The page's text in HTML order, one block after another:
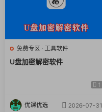
务必在合法、合规且符
护未成年人或调查自己
技术原理：它通过扫描
次覆写或进行过专业级
分了解相关法律法规，
免费专区 · 工具软件
U盘加密解密软件
1
优课优选 2026-07-31